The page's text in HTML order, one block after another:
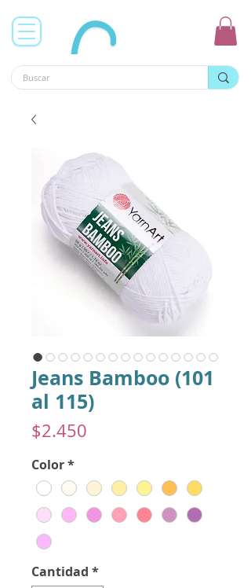
Jeans Bamboo (101
al 115)
$2.450
Color*
Cantidad *